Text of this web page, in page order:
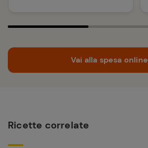
Vai alla spesa online
Ricette correlate